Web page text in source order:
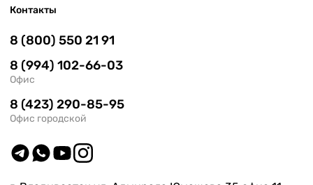
Контакты
8 (800) 550 21 91
8 (994) 102-66-03
Офис
8 (423) 290-85-95
Офис городской